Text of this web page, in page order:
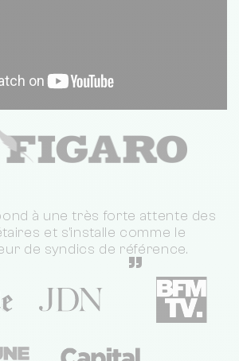
à une très forte attente des
et s'installe comme le
de syndics de référence.
”